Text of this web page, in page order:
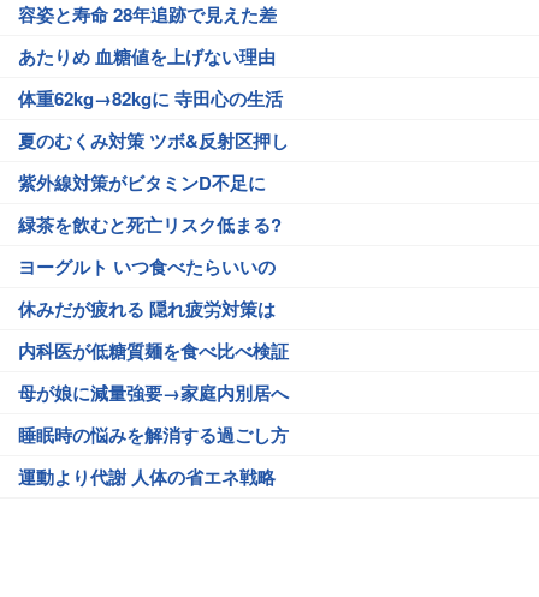
容姿と寿命 28年追跡で見えた差
あたりめ 血糖値を上げない理由
体重62kg→82kgに 寺田心の生活
夏のむくみ対策 ツボ&反射区押し
紫外線対策がビタミンD不足に
緑茶を飲むと死亡リスク低まる?
ヨーグルト いつ食べたらいいの
休みだが疲れる 隠れ疲労対策は
内科医が低糖質麺を食べ比べ検証
母が娘に減量強要→家庭内別居へ
睡眠時の悩みを解消する過ごし方
運動より代謝 人体の省エネ戦略